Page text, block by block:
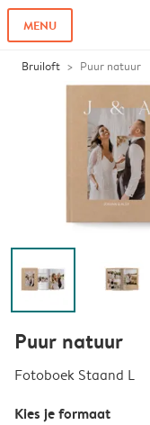
MENU
Bruiloft Puur natuur
Puur natuur
Fotoboek Staand L
Kies je formaat